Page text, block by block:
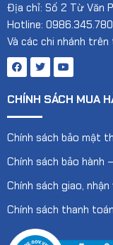
Địa chỉ: Số 2 Từ Văn
Hotline: 0986.345.780
Và các chi nhánh trên
CHÍNH SÁCH MUA
Chính sách bảo mật
Chính sách bảo hành
Chính sách giao, nhận
Chính sách thanh toán